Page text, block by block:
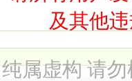
及其他
纯属虚构 请